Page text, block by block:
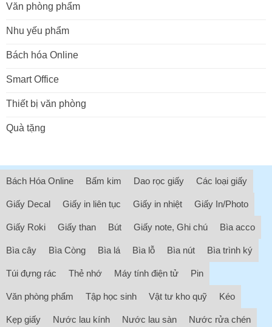
Văn phòng phẩm
Nhu yếu phẩm
Bách hóa Online
Smart Office
Thiết bị văn phòng
Quà tặng
Bách Hóa Online Bấm kim Dao rọc giấy Các loại giấy
Giấy Decal Giấy in liên tục Giấy in nhiệt Giấy In/Photo
Giấy Roki Giấy than Bút Giấy note, Ghi chú Bìa acco
Bìa cây Bìa Còng Bìa lá Bìa lỗ Bìa nút Bìa trình ký
Túi đựng rác Thẻ nhớ Máy tính điện tử Pin
Văn phòng phẩm Tập học sinh Vật tư kho quỹ Kéo
Kẹp giấy Nước lau kính Nước lau sàn Nước rửa chén